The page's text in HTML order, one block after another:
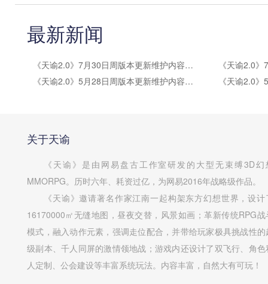
最新新闻
《天谕2.0》7月30日周版本更新维护内容公告
《天谕2.0》5月28日周版本更新维护内容公告
关于天谕
《天谕》是由网易盘古工作室研发的大型无束缚3D幻
MMORPG。历时六年、耗资过亿，为网易2016年战略级作品。
《天谕》邀请著名作家江南一起构架东方幻想世界，设计
16170000㎡无缝地图，昼夜交替，风景如画；革新传统RPG战
模式，融入动作元素，强调走位配合，并带给玩家极具挑战性的
级副本、千人同屏的激情领地战；游戏内还设计了双飞行、角色
人定制、公会建设等丰富系统玩法。内容丰富，自然大有可玩！